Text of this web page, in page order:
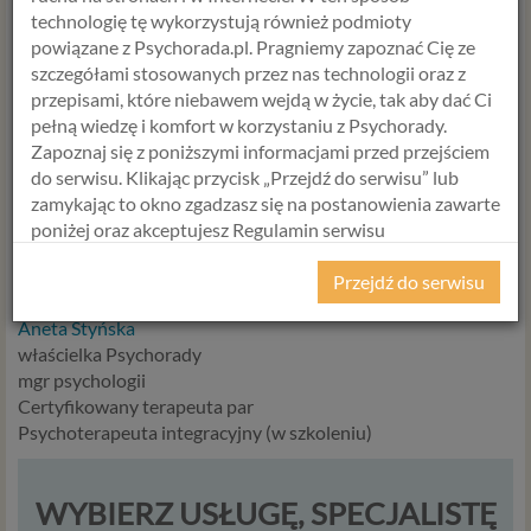
niewerbalne gesty cementują związek silniej niż wielkie
deklaracje.
Jeśli czujecie, że Wasz „emocjonalny termometr” wskazuje
chłód, a gesty stały się oschłe,psychoterapia parmoże
pomóc Wam na nowo odczytać wzajemne sygnały i
odbudować utraconą bliskość.
Dbajcie o siebie i swoją obecność.
Aneta Styńska
właścielka Psychorady
mgr psychologii
Certyfikowany terapeuta par
Psychoterapeuta integracyjny (w szkoleniu)
WYBIERZ USŁUGĘ, SPECJALISTĘ
technologię tę wykorzystują również podmioty
powiązane z Psychorada.pl. Pragniemy zapoznać Cię ze
szczegółami stosowanych przez nas technologii oraz z
przepisami, które niebawem wejdą w życie, tak aby dać Ci
pełną wiedzę i komfort w korzystaniu z Psychorady.
Zapoznaj się z poniższymi informacjami przed przejściem
do serwisu. Klikając przycisk „Przejdź do serwisu” lub
zamykając to okno zgadzasz się na postanowienia zawarte
poniżej oraz akceptujesz Regulamin serwisu
Psychorada.pl i Politykę Prywatności.
Z dniem 25 maja 2018 r. rozpoczyna obowiązywanie
Rozporządzenie Parlamentu Europejskiego i Rady (UE)
2016/679 z dnia 27 kwietnia 2016 r. w sprawie ochrony
osób fizycznych w związku z przetwarzaniem danych
osobowych i w sprawie swobodnego przepływu takich
popularnie jako „RODO”). RODO obowiązywać będzie w
Przejdź do serwisu